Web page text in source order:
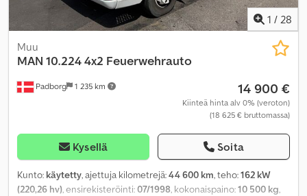
1 / 28
Padborg 1 235 km
Muu
MAN 10.224 4x2 Feuerwehrauto
14 900 €
Kiinteä hinta alv 0% (veroton)
(18 625 € bruttomassa)
Kysellä Soita
Kunto: käytetty, ajettuja kilometrejä:44 600 km, teho:162 kW
(220,26 hv), ensirekisteröinti:07/1998, kokonaispaino:10 500 kg,